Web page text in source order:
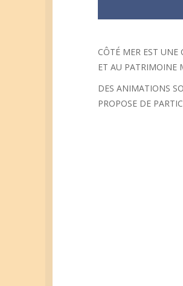
CÔTÉ MER EST UNE
ET AU PATRIMOINE
DES ANIMATIONS
PROPOSE DE